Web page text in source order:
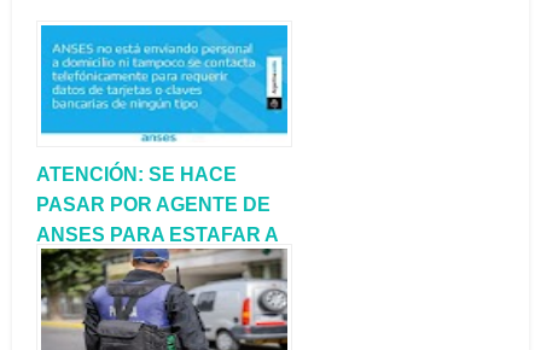
ATENCIÓN: SE HACE
PASAR POR AGENTE DE
ANSES PARA ESTAFAR A
ANCIANOS